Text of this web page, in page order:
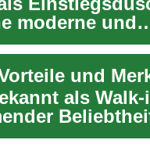
moderne und
als Walk-